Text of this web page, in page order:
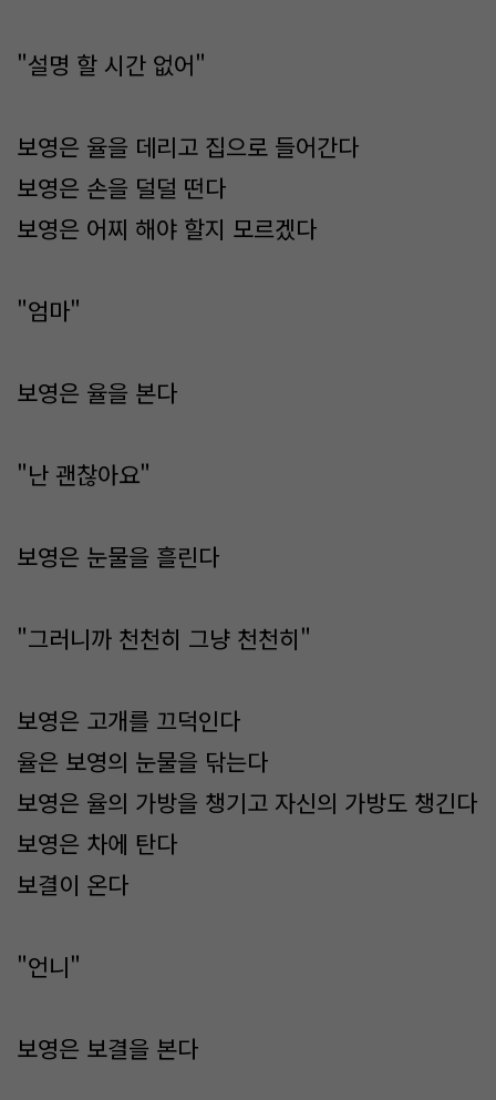
"설명 할 시간 없어"
보영은 율을 데리고 집으로 들어간다
보영은 손을 덜덜 떤다
보영은 어찌 해야 할지 모르겠다
"엄마"
보영은 율을 본다
"난 괜찮아요"
보영은 눈물을 흘린다
"그러니까 천천히 그냥 천천히"
보영은 고개를 끄덕인다
율은 보영의 눈물을 닦는다
보영은 율의 가방을 챙기고 자신의 가방도 챙긴다
보영은 차에 탄다
보결이 온다
"언니"
보영은 보결을 본다